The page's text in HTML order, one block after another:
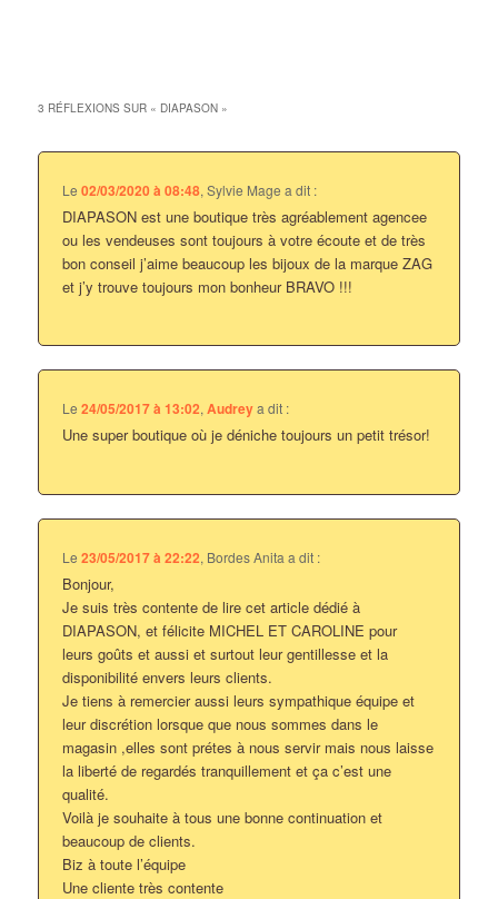
3 RÉFLEXIONS SUR « DIAPASON »
Le02/03/2020 à 08:48,Sylvie Mage a dit :
DIAPASON est une boutique très agréablement agencee
ou les vendeuses sont toujours à votre écoute et de très
bon conseil j’aime beaucoup les bijoux de la marque ZAG
et j’y trouve toujours mon bonheur BRAVO !!!
Le24/05/2017 à 13:02,Audreya dit :
Une super boutique où je déniche toujours un petit trésor!
Le23/05/2017 à 22:22, Bordes Anita a dit :
Bonjour,
Je suis très contente de lire cet article dédié à
DIAPASON, et félicite MICHEL ET CAROLINE pour
leurs goûts et aussi et surtout leur gentillesse et la
disponibilité envers leurs clients.
Je tiens à remercier aussi leurs sympathique équipe et
leur discrétion lorsque que nous sommes dans le
magasin ,elles sont prétes à nous servir mais nous laisse
la liberté de regardés tranquillement et ça c’est une
qualité.
Voilà je souhaite à tous une bonne continuation et
beaucoup de clients.
Biz à toute l’équipe
Une cliente très contente